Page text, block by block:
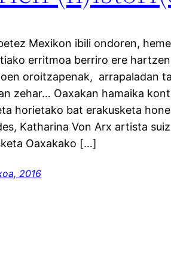
Mexikon ibili ondoren,
erritmoa berriro ere
oroitzapenak, arrapaladan
zehar… Oaxakan hamaika
horietako bat erakusketa
Katharina Von Arx artista
Oaxakako […]
2016